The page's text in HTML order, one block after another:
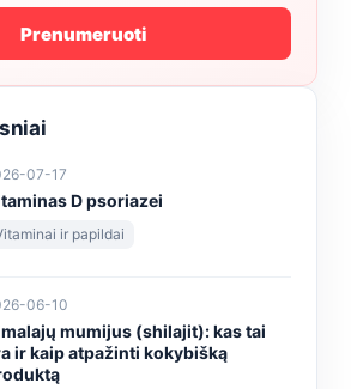
Prenumeruoti
07-17
D psoriazei
ir papildai
06-10
mumijus (shilajit): kas tai
ir kaip atpažinti kokybišką